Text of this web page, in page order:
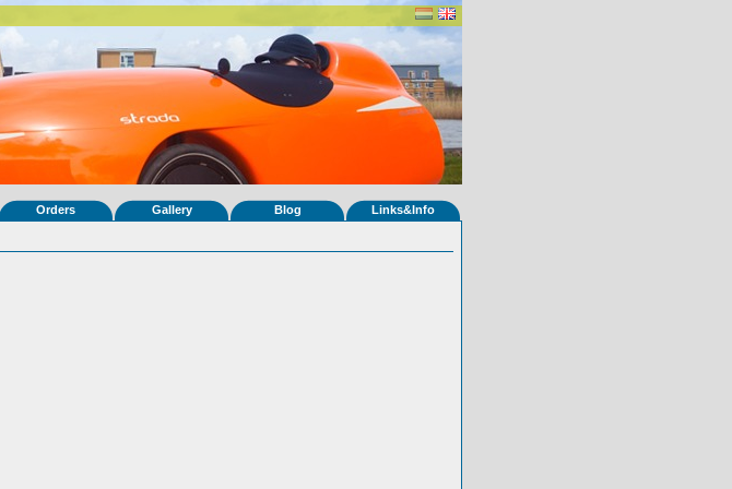
Orders Gallery Blog Links&Info